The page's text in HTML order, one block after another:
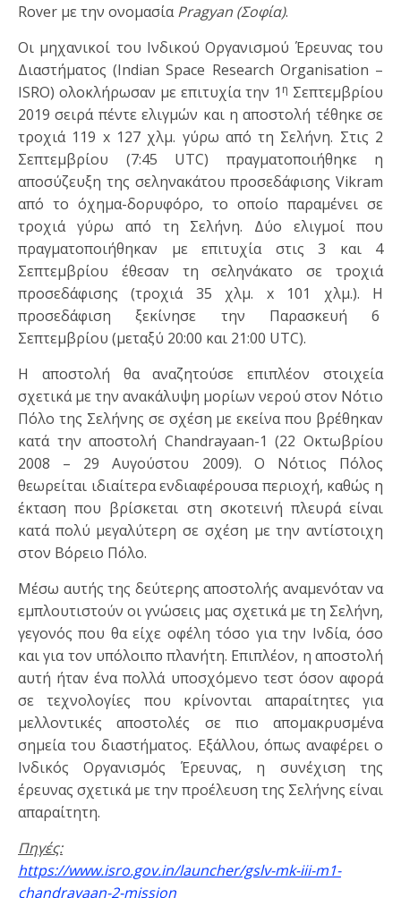
Rover με την ονομασίαPragyan (Σοφία).
Οι μηχανικοί του Ινδικού Οργανισμού Έρευνας του
Διαστήματος (Indian Space Research Organisation –
ISRO) ολοκλήρωσαν με επιτυχία την 1 η Σεπτεμβρίου
2019 σειρά πέντε ελιγμών και η αποστολή τέθηκε σε
τροχιά 119 x 127 χλμ. γύρω από τη Σελήνη. Στις 2
Σεπτεμβρίου (7:45 UTC) πραγματοποιήθηκε η
αποσύζευξη της σεληνακάτου προσεδάφισης Vikram
από το όχημα-δορυφόρο, το οποίο παραμένει σε
τροχιά γύρω από τη Σελήνη. Δύο ελιγμοί που
πραγματοποιήθηκαν με επιτυχία στις 3 και 4
Σεπτεμβρίου έθεσαν τη σεληνάκατο σε τροχιά
προσεδάφισης (τροχιά 35 χλμ. x 101 χλμ.). H
προσεδάφιση ξεκίνησε την Παρασκευή 6
Σεπτεμβρίου (μεταξύ 20:00 και 21:00 UTC).
Η αποστολή θα αναζητούσε επιπλέον στοιχεία
σχετικά με την ανακάλυψη μορίων νερού στον Νότιο
Πόλο της Σελήνης σε σχέση με εκείνα που βρέθηκαν
κατά την αποστολή Chandrayaan-1 (22 Οκτωβρίου
2008 – 29 Αυγούστου 2009). Ο Νότιος Πόλος
θεωρείται ιδιαίτερα ενδιαφέρουσα περιοχή, καθώς η
έκταση που βρίσκεται στη σκοτεινή πλευρά είναι
κατά πολύ μεγαλύτερη σε σχέση με την αντίστοιχη
στον Βόρειο Πόλο.
Μέσω αυτής της δεύτερης αποστολής αναμενόταν να
εμπλουτιστούν οι γνώσεις μας σχετικά με τη Σελήνη,
γεγονός που θα είχε οφέλη τόσο για την Ινδία, όσο
και για τον υπόλοιπο πλανήτη. Επιπλέον, η αποστολή
αυτή ήταν ένα πολλά υποσχόμενο τεστ όσον αφορά
σε τεχνολογίες που κρίνονται απαραίτητες για
μελλοντικές αποστολές σε πιο απομακρυσμένα
σημεία του διαστήματος. Εξάλλου, όπως αναφέρει ο
Ινδικός Οργανισμός Έρευνας, η συνέχιση της
έρευνας σχετικά με την προέλευση της Σελήνης είναι
απαραίτητη.
Πηγές:
https://www.isro.gov.in/launcher/gslv-mk-iii-m1-
chandrayaan-2-mission